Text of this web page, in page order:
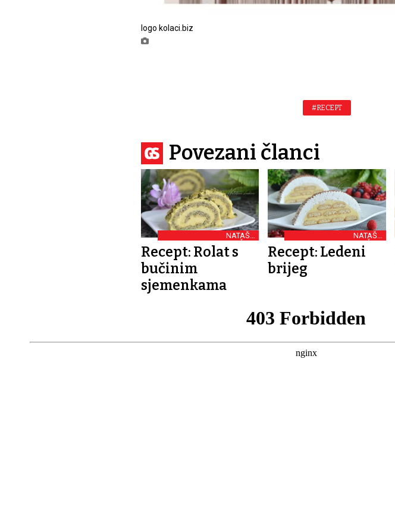
logo kolaci.biz
#RECEPT
Povezani članci
NATAŠA
PRALICA/NATAŠINE
SLASTICE
WWW.KOLACI.BIZ
Recept: Rolat s
bučinim
sjemenkama
NATAŠA
PRALICA/NATAŠINE
SLASTICE
WWW.KOLACI.BIZ
Recept: Ledeni
brijeg